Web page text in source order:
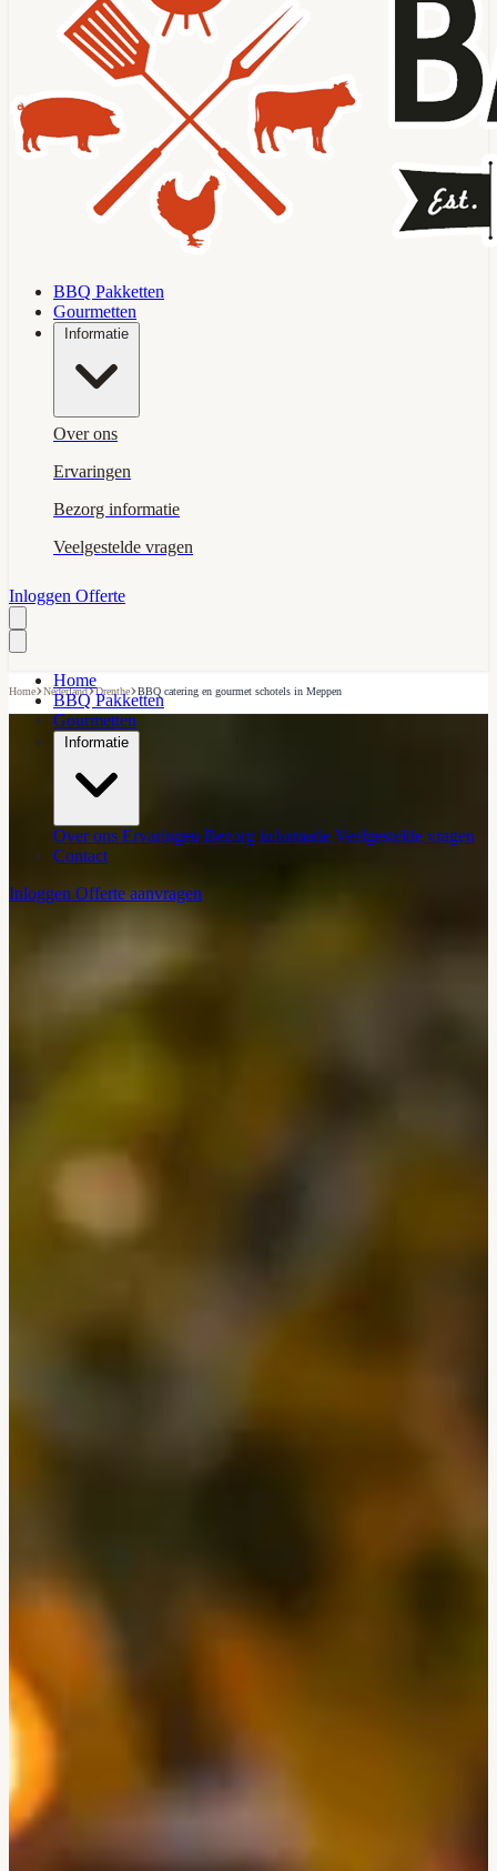
BBQ Pakketten
Gourmetten
Informatie
Over ons
Ervaringen
Bezorg informatie
Veelgestelde vragen
Inloggen Offerte
Home
BBQ Pakketten
Gourmetten
Informatie
Over ons Ervaringen Bezorg informatie Veelgestelde vragen
Contact
Inloggen Offerte aanvragen
Home›Nederland›Drenthe›BBQ catering en gourmet schotels in Meppen